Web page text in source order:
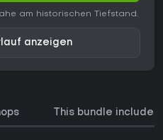
am historischen Tiefstand.
anzeigen
This bundle includes